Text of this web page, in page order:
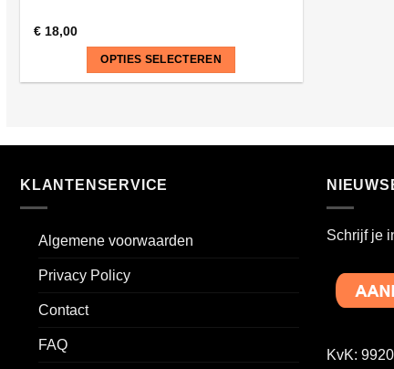
€18,00
OPTIES SELECTEREN
kan
worden
op
productpagina
KLANTENSERVICE
Algemene voorwaarden
Privacy Policy
Contact
FAQ
Schrijf je
KvK: